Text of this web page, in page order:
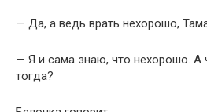
— Да, а ведь врать нехорошо,
— Я и сама знаю, что нехорошо. А
тогда?